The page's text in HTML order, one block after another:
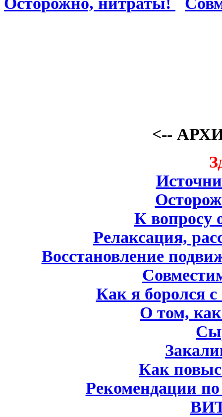
<--
К вопросу
Релаксация,
Восcтановление
Как я боролся
О том,
Как
Рекомендации